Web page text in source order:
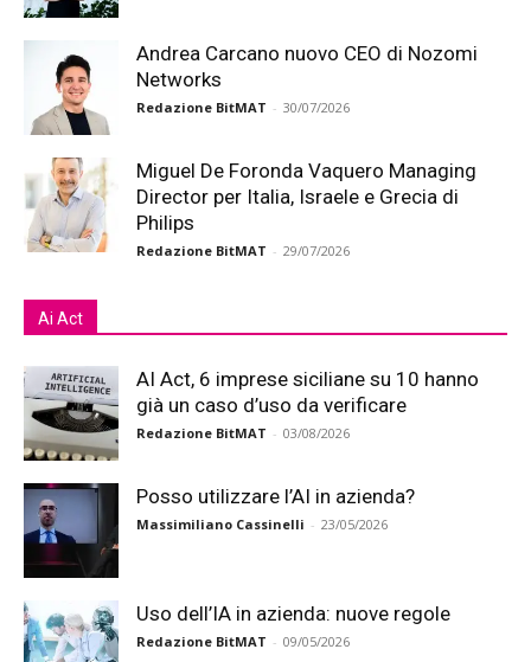
Andrea Carcano nuovo CEO di Nozomi
Networks
Redazione BitMAT - 30/07/2026
Miguel De Foronda Vaquero Managing
Director per Italia, Israele e Grecia di
Philips
Redazione BitMAT - 29/07/2026
Ai Act
AI Act, 6 imprese siciliane su 10 hanno
già un caso d’uso da verificare
Redazione BitMAT - 03/08/2026
Posso utilizzare l’AI in azienda?
Massimiliano Cassinelli - 23/05/2026
Uso dell’IA in azienda: nuove regole
Redazione BitMAT - 09/05/2026